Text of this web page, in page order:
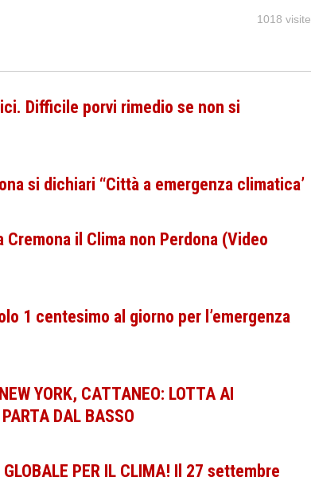
1018 visite
Difficile porvi rimedio se non si
si dichiari “Città a emergenza climatica’
Cremona il Clima non Perdona (Video
1 centesimo al giorno per l’emergenza
YORK, CATTANEO: LOTTA AI
DAL BASSO
PER IL CLIMA! Il 27 settembre